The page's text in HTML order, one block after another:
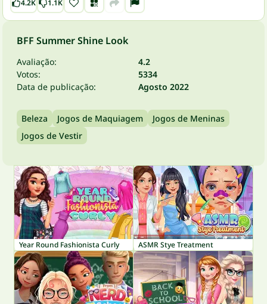
4.2K 1.1K
BFF Summer Shine Look
Avaliação:
4.2
Votos:
5334
Data de publicação:
Agosto 2022
Beleza Jogos de Maquiagem
Jogos de Meninas
Jogos de Vestir
Year Round Fashionista Curly ASMR Stye Treatment